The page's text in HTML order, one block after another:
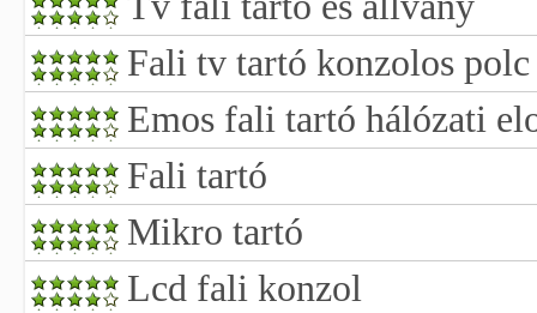
Fali tv tartó konzolos
Emos fali tartó hálózati
Fali tartó
Mikro tartó
Lcd fali konzol